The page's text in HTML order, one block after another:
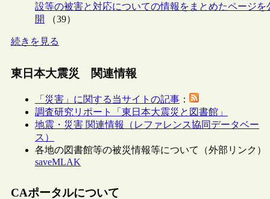
設等の被害と対応についての情報をまとめたページを
開
（39）
続きを見る
東日本大震災 関連情報
「災害」に関する当サイトの記事 ：
調査研究リポート「東日本大震災と図書館」
地震・災害 関連情報（レファレンス協同データベー
ス）
各地の図書館等の被災情報等について（外部リンク）
saveMLAK
CAポータルについて